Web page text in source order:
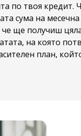
по твоя
сума на месечна
ще получиш
на която
план,